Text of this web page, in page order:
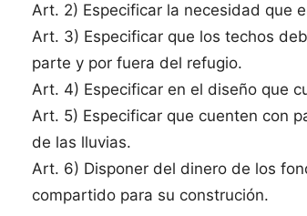
Art. 2) Especificar la necesidad que
Art. 3) Especificar que los techos
parte y por fuera del refugio.
Art. 4) Especificar en el diseño que
Art. 5) Especificar que cuenten con
de las lluvias.
Art. 6) Disponer del dinero de los
compartido para su construción.